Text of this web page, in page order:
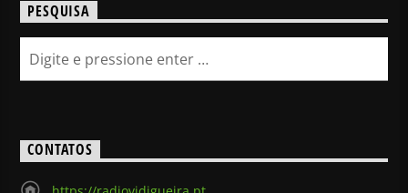
PESQUISA
CONTATOS